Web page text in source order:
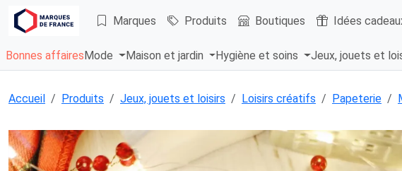
Marques Produits Boutiques Idées
Bonnes affaires Mode Maison et jardin Hygiène et soins Jeux, jouets et
Accueil Produits Jeux, jouets et loisirs Loisirs créatifs Papeterie